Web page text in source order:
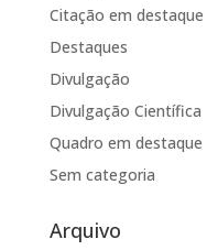
Citação em destaque
Destaques
Divulgação
Divulgação Científica
Quadro em destaque
Sem categoria
Arquivo